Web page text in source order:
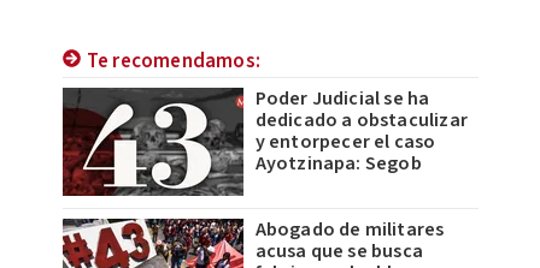
Te recomendamos:
Poder Judicial se ha
dedicado a obstaculizar
y entorpecer el caso
Ayotzinapa: Segob
Abogado de militares
acusa que se busca